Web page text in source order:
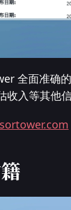
全面准确
收入等其他